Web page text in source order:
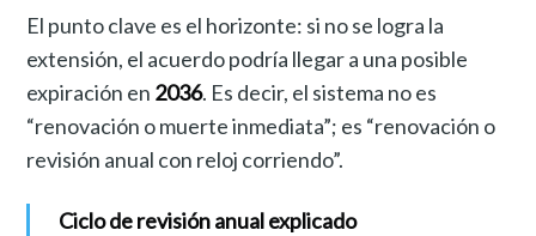
El punto clave es el horizonte: si no se logra la
extensión, el acuerdo podría llegar a una posible
expiración en 2036. Es decir, el sistema no es
“renovación o muerte inmediata”; es “renovación o
revisión anual con reloj corriendo”.
Ciclo de revisión anual explicado